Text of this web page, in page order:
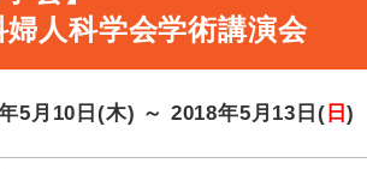
人科学会学術講演会
5月10日(木) ～ 2018年5月13日( 日)